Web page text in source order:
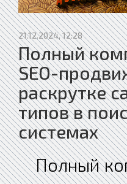
21.12.2024, 12:28
Полный
SEO-
раскрутке
типов в
системах
Полный